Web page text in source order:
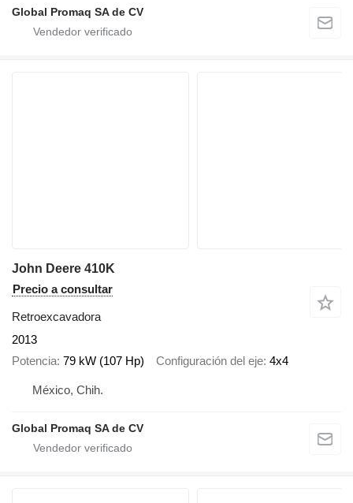
Global Promaq SA de CV
John Deere 410K
Precio a consultar
Retroexcavadora
2013
Potencia 79 kW (107 Hp) Configuración del eje 4x4
México, Chih.
Global Promaq SA de CV